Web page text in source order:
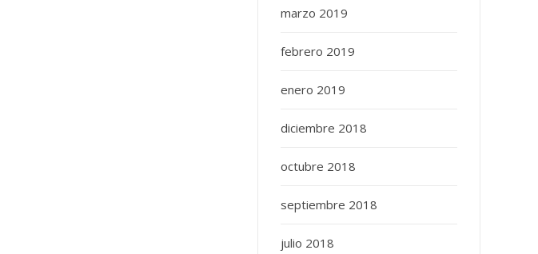
marzo 2019
febrero 2019
enero 2019
diciembre 2018
octubre 2018
septiembre 2018
julio 2018